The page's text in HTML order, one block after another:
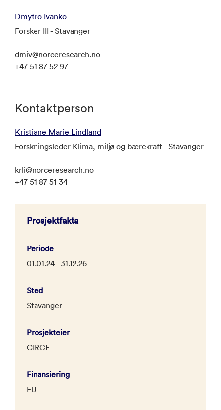
Dmytro Ivanko
Forsker III - Stavanger
dmiv@norceresearch.no
+47 51 87 52 97
Kontaktperson
Kristiane Marie Lindland
Forskningsleder Klima, miljø og bærekraft - Stavanger
krli@norceresearch.no
+47 51 87 51 34
Prosjektfakta
Periode
01.01.24 - 31.12.26
Sted
Stavanger
Prosjekteier
CIRCE
Finansiering
EU